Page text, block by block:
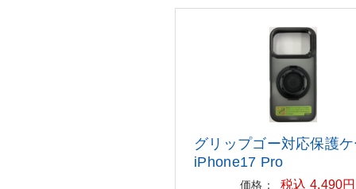
グリップゴー対応保護
iPhone17 Pro
価格：
税込 4,490